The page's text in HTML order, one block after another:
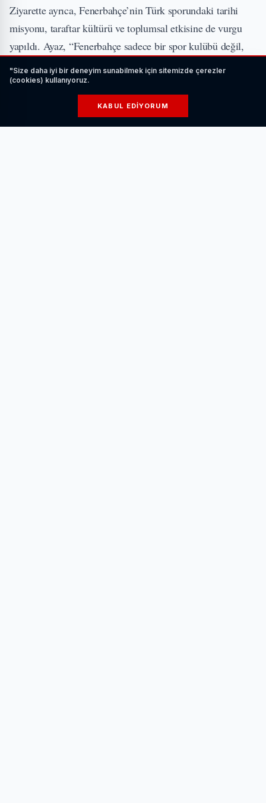
Ziyarette ayrıca, Fenerbahçe’nin Türk sporundaki tarihi
misyonu, taraftar kültürü ve toplumsal etkisine de vurgu
yapıldı. Ayaz, “Fenerbahçe sadece bir spor kulübü değil,
gibi hem hukuk camiasında hem de spor dünyasında saygın
bir ismin bu görevi yürütmesi, Türk sporunun geleceği
adına umut vericidir” ifadelerini kullandı.
"Size daha iyi bir deneyim sunabilmek için sitemizde çerezler
(cookies) kullanıyoruz.
KABUL EDIYORUM